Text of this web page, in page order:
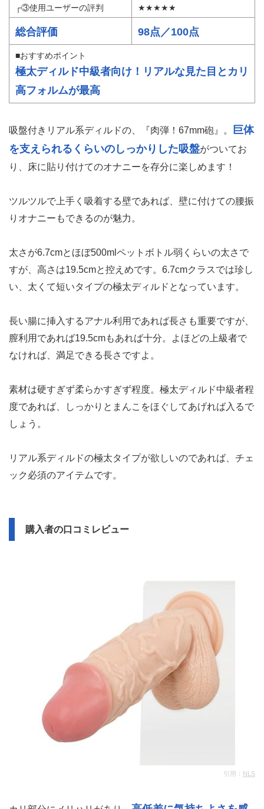
┌③使用ユーザーの評判 ★★★★★
総合評価 98点／100点
■おすすめポイント
極太ディルド中級者向け！リアルな見た目とカリ
高フォルムが最高
吸盤付きリアル系ディルドの、『肉弾！67mm砲』。
巨体
を支えられるくらいのしっかりした吸盤がついてお
り、床に貼り付けてのオナニーを存分に楽しめます！
ツルツルで上手く吸着する壁であれば、壁に付けての腰振
りオナニーもできるのが魅力。
太さが6.7cmとほぼ500mlペットボトル弱くらいの太さで
すが、高さは19.5cmと控えめです。6.7cmクラスでは珍し
い、太くて短いタイプの極太ディルドとなっています。
長い腸に挿入するアナル利用であれば長さも重要ですが、
膣利用であれば19.5cmもあれば十分。よほどの上級者で
なければ、満足できる長さですよ。
素材は硬すぎず柔らかすぎず程度。極太ディルド中級者程
度であれば、しっかりとまんこをほぐしてあげれば入るで
しょう。
リアル系ディルドの極太タイプが欲しいのであれば、チェ
ック必須のアイテムです。
購入者の口コミレビュー
引用： NLS